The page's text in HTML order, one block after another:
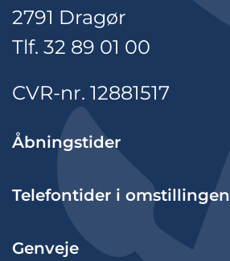
2791 Dragør
Tlf. 32 89 01 00
CVR-nr. 12881517
Åbningstider
Telefontider i omstillingen
Genveje